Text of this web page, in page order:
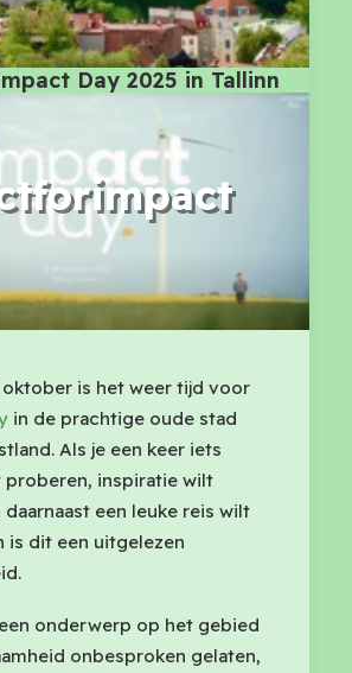
Day 2025 in Tallinn
oktober is het weer tijd voor
in de prachtige oude stad
Als je een keer iets
proberen, inspiratie wilt
een leuke reis wilt
is dit een uitgelezen
onderwerp op het gebied
onbesproken gelaten,